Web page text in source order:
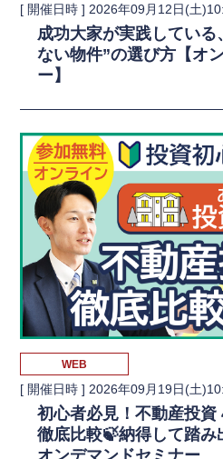
[ 開催日時 ] 2026年09月12日(土
成功大家が実践している
ない物件”の選び方【オ
ー】
WEB
[ 開催日時 ] 2026年09月19日(土
初心者必見！不動産投資
徹底比較🍃納得して踏み
オンデマンドセミナー